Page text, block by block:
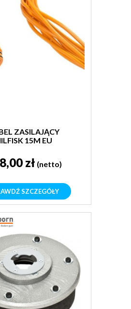
ZASILAJĄCY
15M EU
zł (netto)
SZCZEGÓŁY